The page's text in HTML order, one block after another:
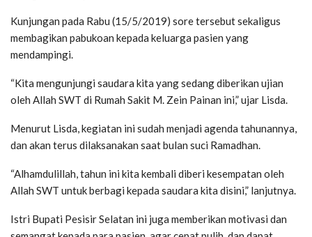
Kunjungan pada Rabu (15/5/2019) sore tersebut sekaligus
membagikan pabukoan kepada keluarga pasien yang
mendampingi.
“Kita mengunjungi saudara kita yang sedang diberikan ujian
oleh Allah SWT di Rumah Sakit M. Zein Painan ini,” ujar Lisda.
Menurut Lisda, kegiatan ini sudah menjadi agenda tahunannya,
dan akan terus dilaksanakan saat bulan suci Ramadhan.
“Alhamdulillah, tahun ini kita kembali diberi kesempatan oleh
Allah SWT untuk berbagi kepada saudara kita disini,” lanjutnya.
Istri Bupati Pesisir Selatan ini juga memberikan motivasi dan